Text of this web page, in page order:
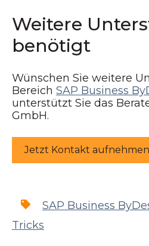
Weitere
benötigt
Wünschen Sie weitere
Bereich SAP Business
unterstützt Sie das
GmbH.
Jetzt Kontakt aufnehmen
SAP Business
Tricks